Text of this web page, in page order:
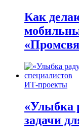
Как
ИТ-проекты
«Улыбка
задачи